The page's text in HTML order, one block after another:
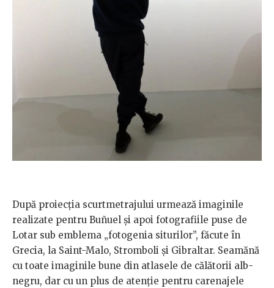
După proiecția scurtmetrajului urmează imaginile
realizate pentru Buñuel şi apoi fotografiile puse de
Lotar sub emblema „fotogenia siturilor”, făcute în
Grecia, la Saint-Malo, Stromboli şi Gibraltar. Seamănă
cu toate imaginile bune din atlasele de călătorii alb-
negru, dar cu un plus de atenţie pentru carenajele